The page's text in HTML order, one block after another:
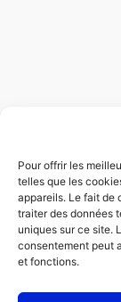
Pour offrir les
telles que les
appareils. Le fait de
traiter des données
uniques sur ce site.
consentement peut
et fonctions.